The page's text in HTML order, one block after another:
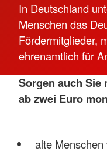
In Deutschland
Menschen das
Fördermitglieder,
ehrenamtlich für
Sorgen auch Sie
ab zwei Euro
alte